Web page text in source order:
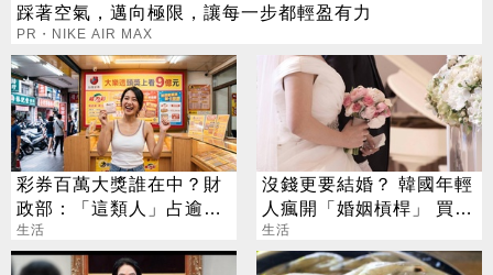
踩著空氣，邁向極限，讓每一步都輕盈有力
PR・NIKE AIR MAX
彩券百萬大獎誰在中？財
政部：「這類人」占逾6
成
生活
沒錢更要結婚？ 韓國年輕
人瘋開「婚姻槓桿」 買房
拚翻轉階級
生活